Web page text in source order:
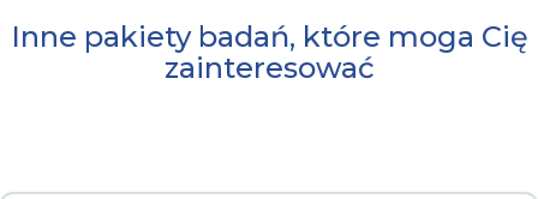
Inne pakiety badań, które moga Cię
zainteresować